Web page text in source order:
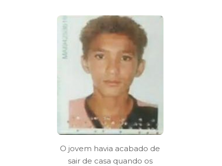
O jovem havia acabado de
sair de casa quando os